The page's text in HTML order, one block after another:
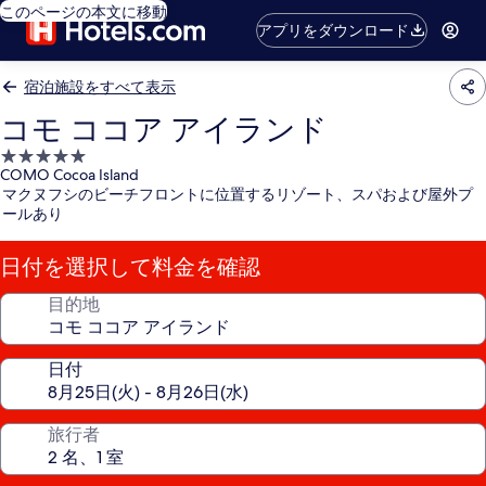
このページの本文に移動
アプリをダウンロード
宿泊施設をすべて表示
コモ ココア アイランド
5.0
つ
星
泊
施
設
COMO Cocoa Island
マクヌフシのビーチフロントに位置するリゾート、スパおよび屋外プ
ールあり
日付を選択して料金を確認
目的地
日付
旅行者